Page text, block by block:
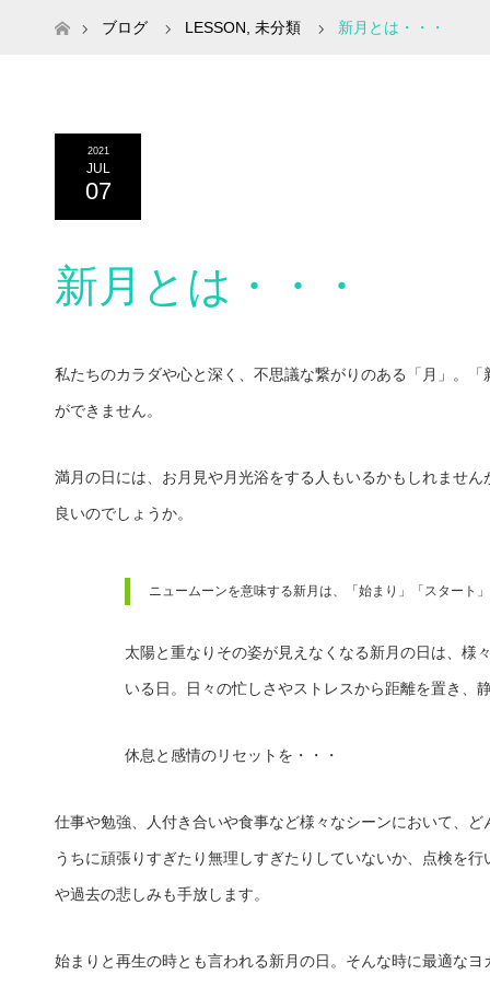
ホームブログ LESSON 未分類 新月とは・・・
2021
JUL
07
新月とは・・・
私たちのカラダや心と深く、不思議な繋がりのある「月」。
ができません。
満月の日には、お月見や月光浴をする人もいるかもしれませ
良いのでしょうか。
ニュームーンを意味する新月は、「始まり」「スタート
太陽と重なりその姿が見えなくなる新月の日は、様
いる日。日々の忙しさやストレスから距離を置き、
休息と感情のリセットを・・・
仕事や勉強、人付き合いや食事など様々なシーンにおいて、
うちに頑張りすぎたり無理しすぎたりしていないか、点検を
や過去の悲しみも手放します。
始まりと再生の時とも言われる新月の日。そんな時に最適な